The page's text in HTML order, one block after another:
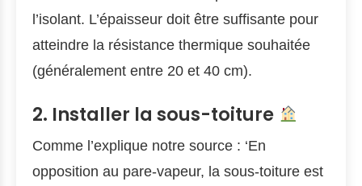
l’isolant. L’épaisseur doit être suffisante pour
atteindre la résistance thermique souhaitée
(généralement entre 20 et 40 cm).
2. Installer la sous-toiture
Comme l’explique notre source : ‘En
opposition au pare-vapeur, la sous-toiture est